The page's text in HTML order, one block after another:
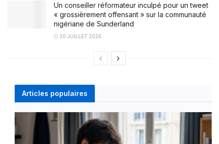
Un conseiller réformateur inculpé pour un tweet
« grossièrement offensant » sur la communauté
nigériane de Sunderland
30 JUILLET 2026
Articles populaires